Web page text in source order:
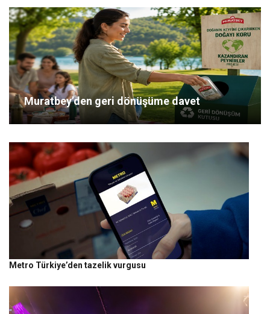
Muratbey’den geri dönüşüme davet
Metro Türkiye’den tazelik vurgusu